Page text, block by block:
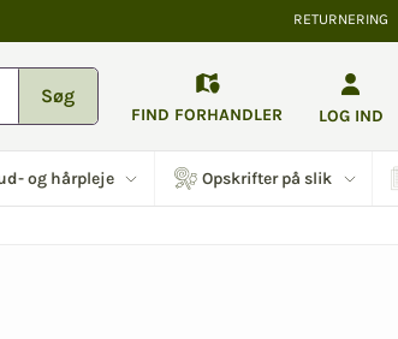
RETURNERING
Søg
FIND FORHANDLER LOG IND
og hårpleje Opskrifter på slik